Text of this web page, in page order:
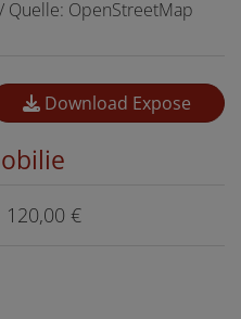
Quelle: OpenStreetMap
Download Expose
120,00 €